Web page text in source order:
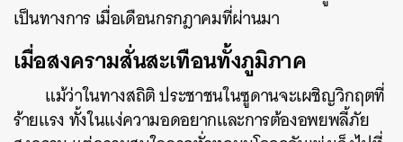
เป็นทางการ เมื่อเดือนกรกฎาคมที่ผ่านมา
เมื่อสงครามสั่นสะเทือนทั้งภูมิภาค
แม้ว่าในทางสถิติ ประชาชนในซูดานจะเผชิญวิกฤตที่
ร้ายแรง ทั้งในแง่ความอดอยากและการต้องอพยพลี้ภัย
ค้นหา